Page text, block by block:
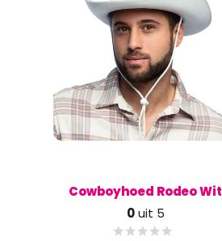
Cowboyhoed Rodeo Wit
0uit 5